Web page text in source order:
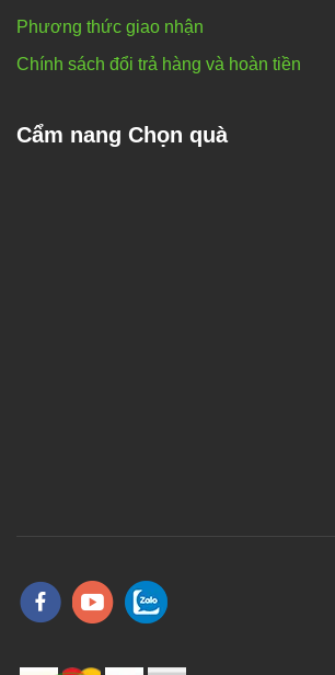
Phương thức giao nhận
Chính sách đổi trả hàng và hoàn tiền
Cẩm nang Chọn quà